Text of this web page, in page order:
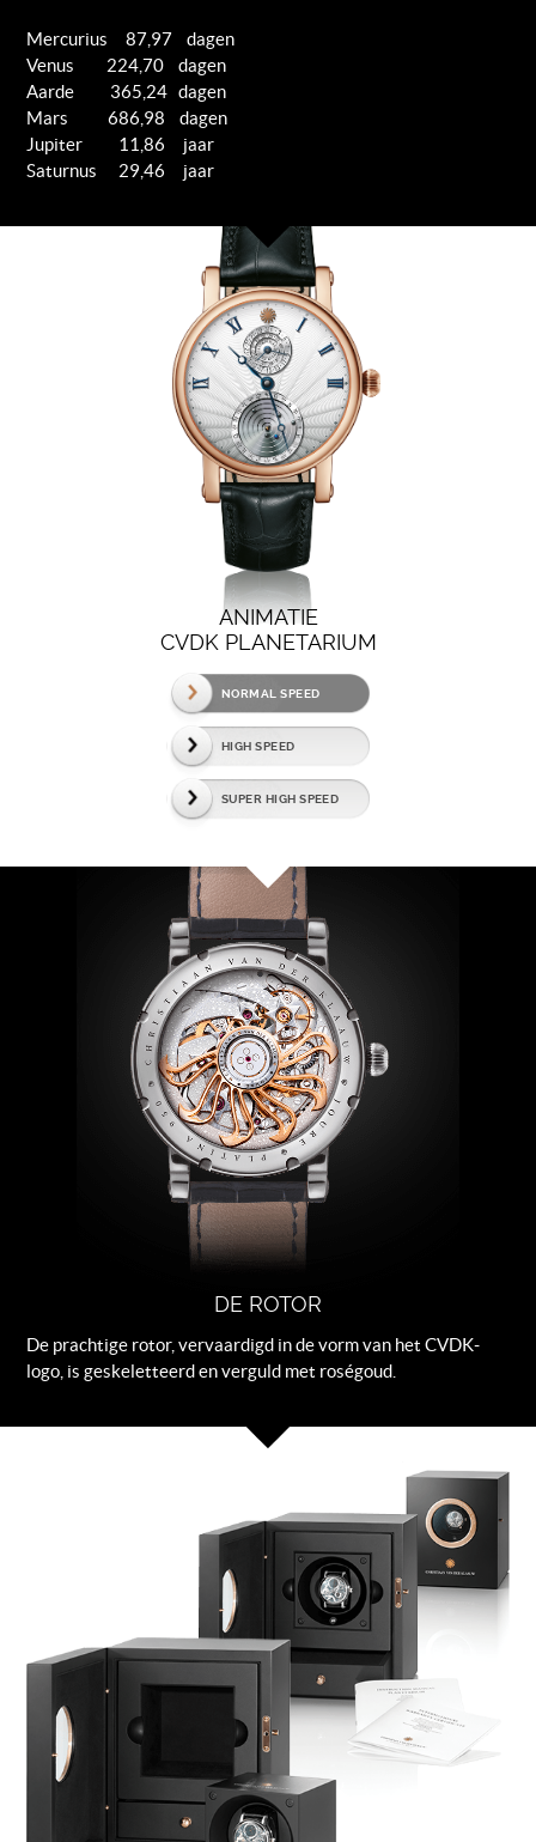
Mercurius 87,97 dagen
Venus 224,70 dagen
Aarde 365,24 dagen
Mars 686,98 dagen
Jupiter 11,86 jaar
Saturnus 29,46 jaar
ANIMATIE
CVDK PLANETARIUM
NORMAL SPEED
HIGH SPEED
SUPER HIGH SPEED
DE ROTOR
De prachtige rotor, vervaardigd in de vorm van het CVDK-
logo, is geskeletteerd en verguld met roségoud.